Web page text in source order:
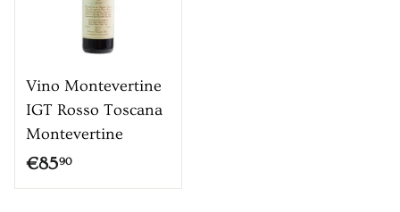
Vino Montevertine
IGT Rosso Toscana
Montevertine
€8590€
8